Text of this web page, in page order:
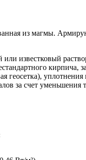
из магмы.
известковый
геосетка),
за счет